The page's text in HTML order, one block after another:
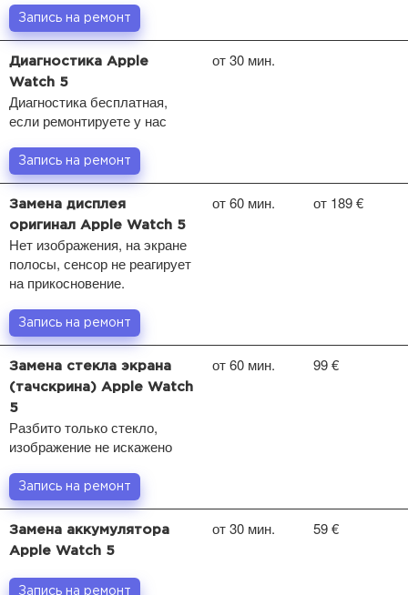
Запись на ремонт
Диагностика Apple
Watch 5
Диагностика бесплатная,
если ремонтируете у нас
от 30 мин.
Запись на ремонт
Замена дисплея
оригинал Apple Watch 5
Нет изображения, на экране
полосы, сенсор не реагирует
на прикосновение.
от 60 мин. от 189 €
Запись на ремонт
Замена стекла экрана
(тачскрина) Apple Watch
5
Разбито только стекло,
изображение не искажено
от 60 мин. 99 €
Запись на ремонт
Замена аккумулятора
Apple Watch 5
от 30 мин. 59 €
Запись на ремонт